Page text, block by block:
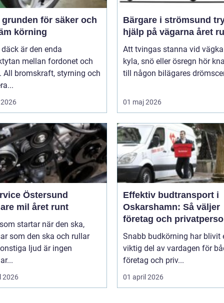
körning
är den enda
mellan fordonet och
All bromskraft, styrning och
Bärgare i strömsund trygg
hjälp på vägarna året
Att tvingas stanna vid
kyla, snö eller ösregn hör
till någon bilägares
01 maj 2026
Östersund
mil året runt
startar när den ska,
som den ska och rullar
ljud är ingen
2026
Effektiv budtransport i
Oskarshamn: Så väljer
företag och
rätt lösning
Snabb budkörning har blivit
viktig del av vardagen för
företag och priv...
01 april 2026